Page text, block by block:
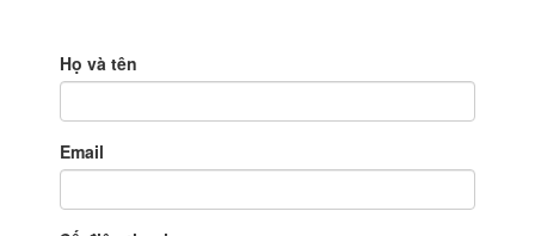
Họ và tên
Email